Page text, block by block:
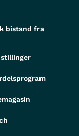
bistand fra
stillinger